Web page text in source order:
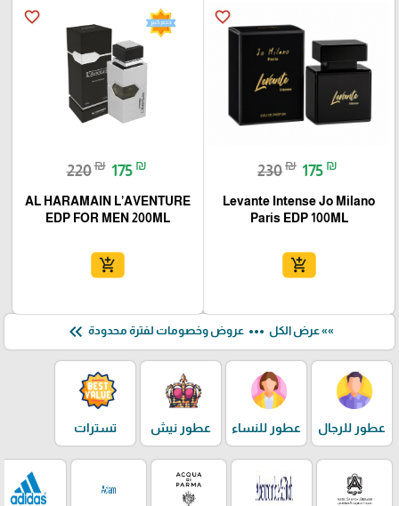
favorite_border
230₪ 175 ₪
Levante Intense Jo Milano
Paris EDP 100ML
add_shopping_cart
favorite_border
220₪ 175 ₪
AL HARAMAIN L’AVENTURE
EDP FOR MEN 200ML
add_shopping_cart
»» عرض الكل more_horiz عروض وخصومات لفترة محدودة keyboard_double_arrow_left
عطور للرجال عطور للنساء عطور نيش تسترات